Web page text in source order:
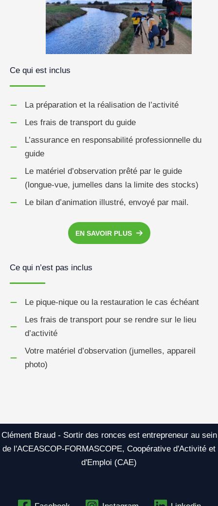
Ce qui est inclus
La préparation et la réalisation de l’activité
Les frais de transport du guide
L’assurance en responsabilité professionnelle du
guide
Le matériel d’observation prêté par le guide
(longue-vue, jumelles dans la limite des stocks)
Le bilan d’animation illustré, envoyé par mail.
EN SAVOIR PLUS
Ce qui n’est pas inclus
Le pique-nique ou la restauration le cas échéant
Les frais de transport pour se rendre sur le lieu
d’activité
Votre matériel d’observation (jumelles, appareil
photo)
Clément Braud - Sortir des ronces est entrepreneur au sein
de l'ACEASCOP-FORMASCOPE, Coopérative d'Activité et
d'Emploi (CAE)